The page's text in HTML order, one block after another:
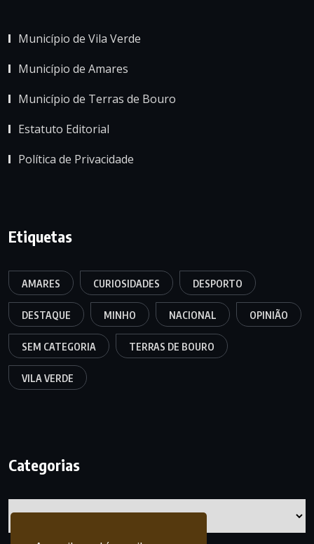
Município de Vila Verde
Município de Amares
Município de Terras de Bouro
Estatuto Editorial
Política de Privacidade
Etiquetas
AMARES CURIOSIDADES DESPORTO
DESTAQUE MINHO NACIONAL OPINIÃO
SEM CATEGORIA TERRAS DE BOURO
VILA VERDE
Categorias